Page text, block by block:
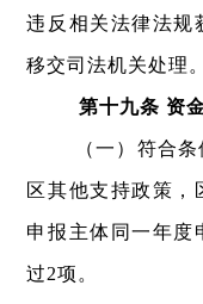
违反相关法律法规
移交司法机关处理。
第十九条 资
（一）符合
区其他支持政策，
申报主体同一年度
过2项。